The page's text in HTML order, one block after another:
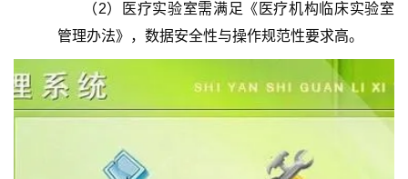
（2）
医疗实验室需满足《医疗机构临床实验室
管理办法》，数据安全性与操作规范性要求高。